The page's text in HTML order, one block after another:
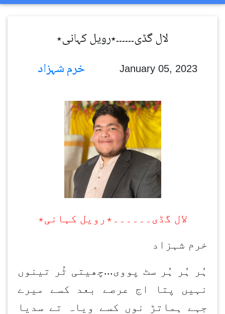
لال گڈی۔۔۔۔۔۔٭رویل کہانی٭
January 05, 2023
لال گڈی۔۔۔۔۔۔٭رویل کہانی٭
خرم شہزاد
ہُر ہُر ہُر سٹ پووی...چھیتی ٹُر تینوں
نہیں پتا اج عرصے بعد کسے میرے
جہے ہماتڑ نوں کسے ویاہ تے سدیا